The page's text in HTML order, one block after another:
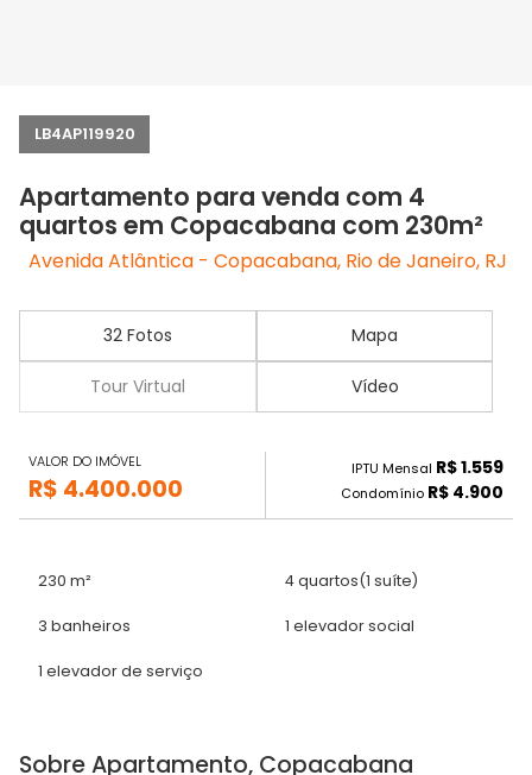
LB4AP119920
Apartamento para venda com 4
quartos em Copacabana com 230m²
Avenida Atlântica - Copacabana, Rio de Janeiro, RJ
32 Fotos Mapa
Tour Virtual Vídeo
VALOR DO IMÓVEL
R$ 4.400.000
IPTU Mensal R$ 1.559
Condomínio R$ 4.900
230 m² 4 quartos(1 suíte)
3 banheiros 1 elevador social
1 elevador de serviço
Sobre Apartamento, Copacabana